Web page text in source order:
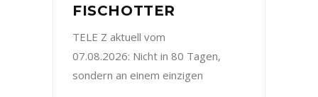
FISCHOTTER
TELE Z aktuell vom
07.08.2026: Nicht in 80 Tagen,
sondern an einem einzigen